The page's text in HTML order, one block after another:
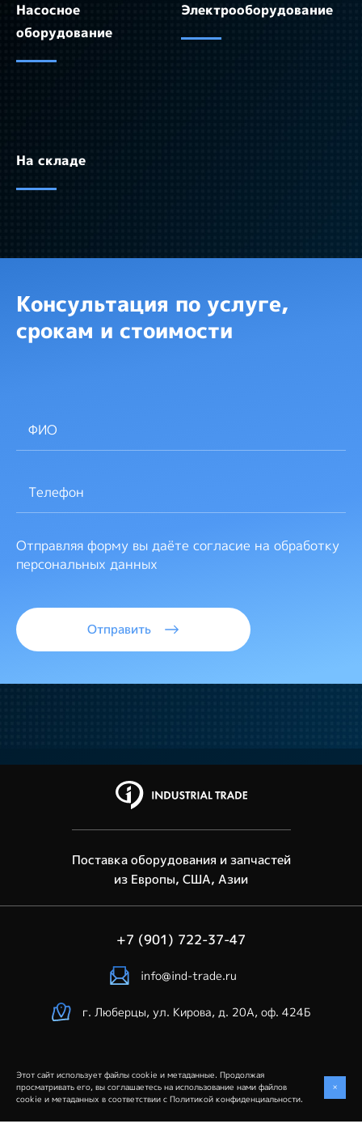
Насосное
оборудование
Электрооборудование
На складе
Консультация по услуге,
срокам и стоимости
Отправляя форму вы даёте согласие на обработку
персональных данных
Отправить
Этот сайт использует файлы cookie и метаданные. Продолжая
просматривать его, вы соглашаетесь на использование нами файлов
cookie и метаданных в соответствии с Политикой конфиденциальности.
+
Поставка оборудования и запчастей
из Европы, США, Азии
+7 (901) 722-37-47
info@ind-trade.ru
г. Люберцы, ул. Кирова, д. 20А, оф. 424Б
Industrial Trade © 2026. Все права защищены
Политика конфиденциальности